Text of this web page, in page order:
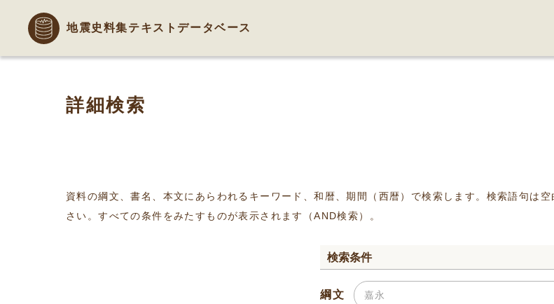
地震史料集テキストデータベース
詳細検索
資料の綱文、書名、本文にあらわれるキーワード、和暦、期間（西暦）で検索します。検索語句は
さい。すべての条件をみたすものが表示されます（AND検索）。
検索条件
綱文